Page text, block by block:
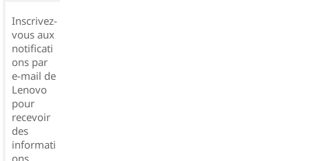
Inscrivez-
vous aux
notificati
ons par
e-mail de
Lenovo
pour
recevoir
des
informati